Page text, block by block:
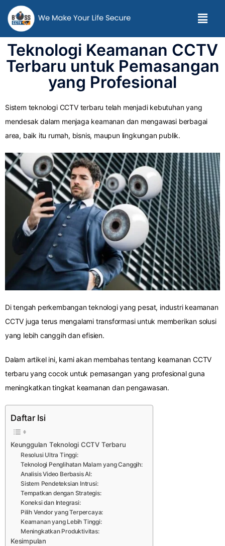
Teknologi Keamanan CCTV
Terbaru untuk Pemasangan
yang Profesional
Sistem teknologi CCTV terbaru telah menjadi kebutuhan yang
mendesak dalam menjaga keamanan dan mengawasi berbagai
area, baik itu rumah, bisnis, maupun lingkungan publik.
Di tengah perkembangan teknologi yang pesat, industri keamanan
CCTV juga terus mengalami transformasi untuk memberikan solusi
yang lebih canggih dan efisien.
Dalam artikel ini, kami akan membahas tentang keamanan CCTV
terbaru yang cocok untuk pemasangan yang profesional guna
meningkatkan tingkat keamanan dan pengawasan.
Daftar Isi
Keunggulan Teknologi CCTV Terbaru
Resolusi Ultra Tinggi:
Teknologi Penglihatan Malam yang Canggih:
Analisis Video Berbasis AI:
Sistem Pendeteksian Intrusi:
Tempatkan dengan Strategis:
Koneksi dan Integrasi:
Pilih Vendor yang Terpercaya:
Keamanan yang Lebih Tinggi:
Meningkatkan Produktivitas:
Kesimpulan